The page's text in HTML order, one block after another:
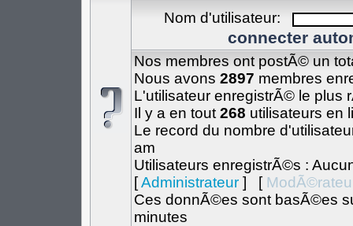
Nom d'utilisateur:
connecter
Nos membres ont postÃ© un
Nous avons 2897 membres
L'utilisateur enregistrÃ© le plus
Il y a en tout 268 utilisateurs en
Le record du nombre
am
Utilisateurs enregistrÃ©s :
[Administrateur] [
Ces donnÃ©es sont basÃ©es
minutes